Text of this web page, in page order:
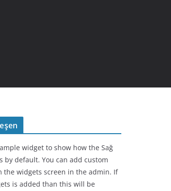
widget to show how the Sağ
by default. You can add custom
the widgets screen in the admin. If
is added than this will be